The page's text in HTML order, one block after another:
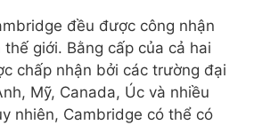
đều được công nhận
giới. Bằng cấp của cả hai
chấp nhận bởi các trường đại
Mỹ, Canada, Úc và nhiều
nhiên, Cambridge có thể có